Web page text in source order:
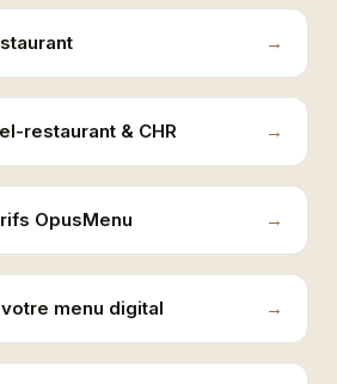
restaurant & CHR
OpusMenu
menu digital